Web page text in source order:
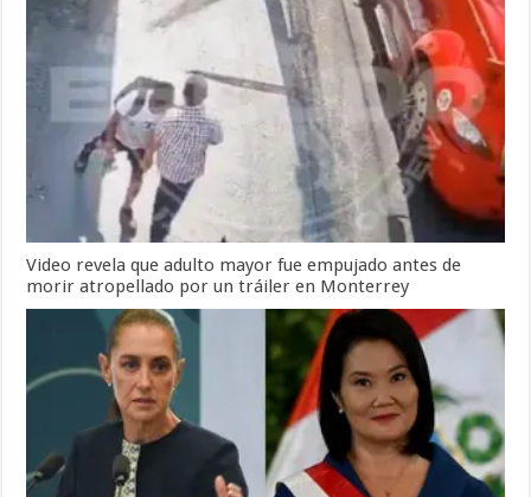
Video revela que adulto mayor fue empujado antes de
morir atropellado por un tráiler en Monterrey